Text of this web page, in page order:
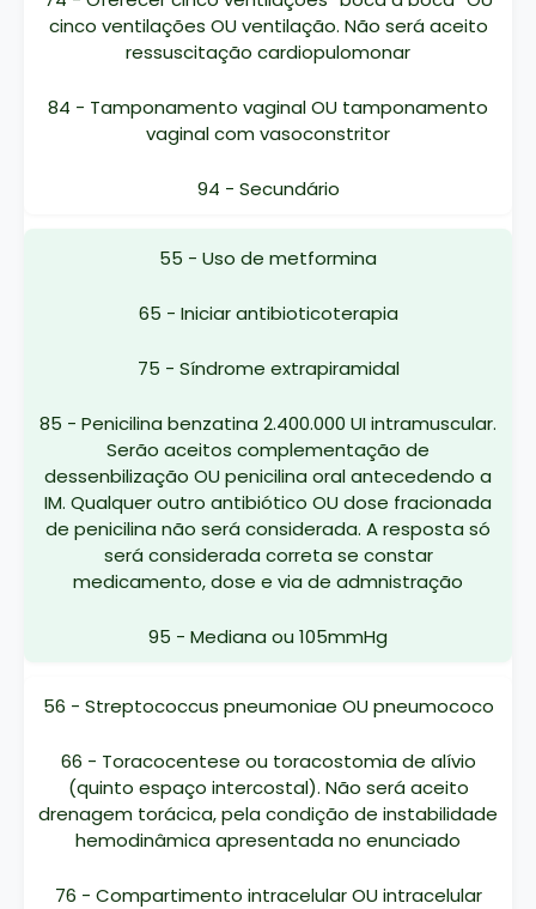
cinco ventilações OU ventilação. Não será aceito
ressuscitação cardiopulomonar
84 - Tamponamento vaginal OU tamponamento
vaginal com vasoconstritor
94 - Secundário
55 - Uso de metformina
65 - Iniciar antibioticoterapia
75 - Síndrome extrapiramidal
85 - Penicilina benzatina 2.400.000 UI intramuscular.
Serão aceitos complementação de
dessenbilização OU penicilina oral antecedendo a
IM. Qualquer outro antibiótico OU dose fracionada
de penicilina não será considerada. A resposta só
será considerada correta se constar
medicamento, dose e via de admnistração
95 - Mediana ou 105mmHg
56 - Streptococcus pneumoniae OU pneumococo
66 - Toracocentese ou toracostomia de alívio
(quinto espaço intercostal). Não será aceito
drenagem torácica, pela condição de instabilidade
hemodinâmica apresentada no enunciado
76 - Compartimento intracelular OU intracelular